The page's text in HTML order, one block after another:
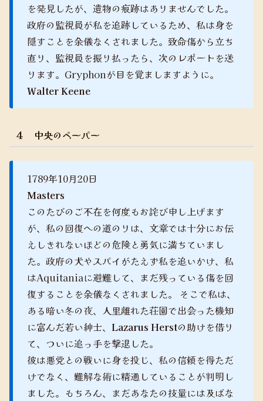
を発見したが、遺物の痕跡はありませんでした。
政府の監視員が私を追跡しているため、私は身を
隠すことを余儀なくされました。致命傷から立ち
直り、監視員を振り払ったら、次のレポートを送
ります。Gryphonが目を覚ましますように。
Walter Keene
４ 中央のペーパー
1789年10月20日
Masters
このたびのご不在を何度もお詫び申し上げます
が、私の回復への道のりは、文章では十分にお伝
えしきれないほどの危険と勇気に満ちていまし
た。政府の犬やスパイがたえず私を追いかけ、私
はAquitaniaに避難して、まだ残っている傷を回
復することを余儀なくされました。 そこで私は、
ある暗い冬の夜、人里離れた荘園で出会った機知
に富んだ若い紳士、 Lazarus Herstの助けを借り
て、ついに追っ手を撃退した。
彼は悪党との戦いに身を投じ、私の信頼を得ただ
けでなく、難解な術に精通していることが判明し
ました。もちろん、まだあなたの技量には及ばな